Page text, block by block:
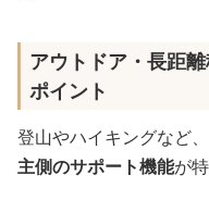
アウトドア・長距
ポイント
登山やハイキングなど
主側のサポート機能が